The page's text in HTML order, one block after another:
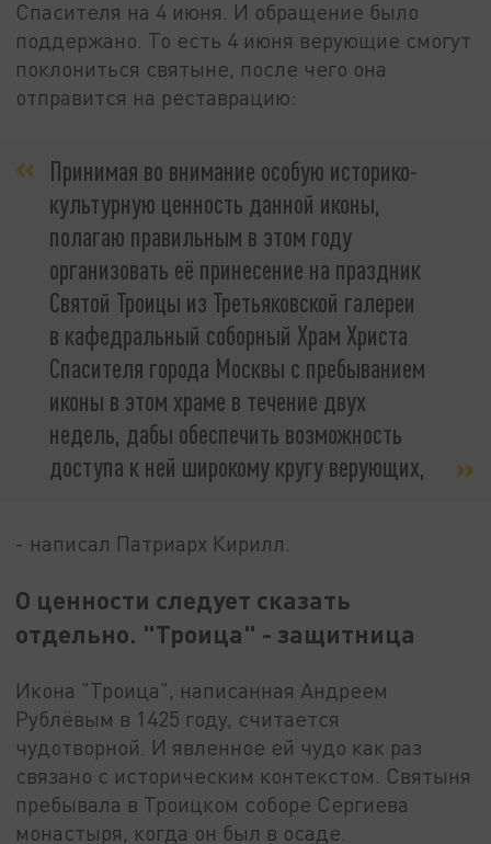
Спасителя на 4 июня. И обращение было
поддержано. То есть 4 июня верующие смогут
поклониться святыне, после чего она
отправится на реставрацию:
Принимая во внимание особую историко-
культурную ценность данной иконы,
полагаю правильным в этом году
организовать её принесение на праздник
Святой Троицы из Третьяковской галереи
в кафедральный соборный Храм Христа
Спасителя города Москвы с пребыванием
иконы в этом храме в течение двух
недель, дабы обеспечить возможность
доступа к ней широкому кругу верующих,
- написал Патриарх Кирилл.
О ценности следует сказать
отдельно. "Троица" - защитница
Икона "Троица", написанная Андреем
Рублёвым в 1425 году, считается
чудотворной. И явленное ей чудо как раз
связано с историческим контекстом. Святыня
пребывала в Троицком соборе Сергиева
монастыря, когда он был в осаде.